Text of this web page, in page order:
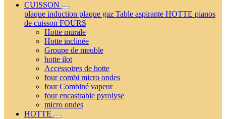
CUISSON
plaque induction plaque gaz Table aspirante HOTTE pianos
de cuisson FOURS
Hotte murale
Hotte inclinée
Groupe de meuble
hotte ilot
Accessoires de hotte
four combi micro ondes
four Combiné vapeur
four encastrable pyrolyse
micro ondes
HOTTE